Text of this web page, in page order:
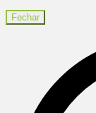
Fechar